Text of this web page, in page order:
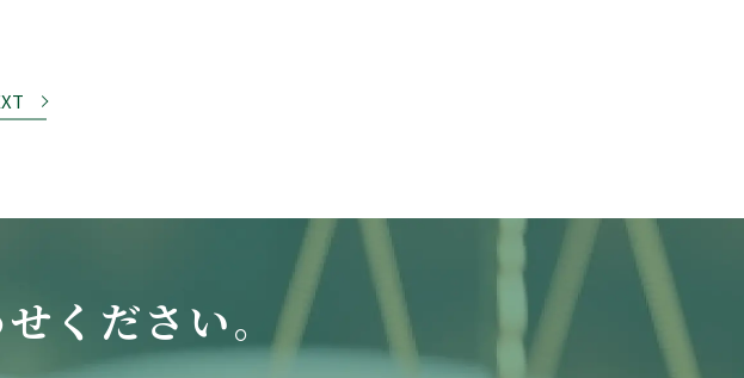
ください。